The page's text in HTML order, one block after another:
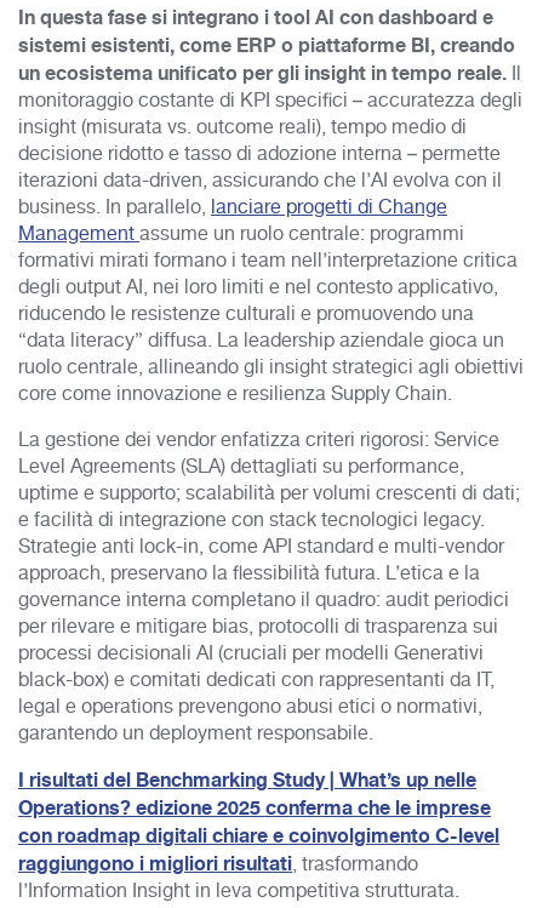
In questa fase si integrano i tool AI con dashboard e
sistemi esistenti, come ERP o piattaforme BI, creando
un ecosistema unificato per gli insight in tempo reale. Il
monitoraggio costante di KPI specifici – accuratezza degli
insight (misurata vs. outcome reali), tempo medio di
decisione ridotto e tasso di adozione interna – permette
iterazioni data-driven, assicurando che l’AI evolva con il
business. In parallelo, lanciare progetti di Change
Managementassume un ruolo centrale: programmi
formativi mirati formano i team nell’interpretazione critica
degli output AI, nei loro limiti e nel contesto applicativo,
riducendo le resistenze culturali e promuovendo una
“data literacy” diffusa. La leadership aziendale gioca un
ruolo centrale, allineando gli insight strategici agli obiettivi
core come innovazione e resilienza Supply Chain.
La gestione dei vendor enfatizza criteri rigorosi: Service
Level Agreements (SLA) dettagliati su performance,
uptime e supporto; scalabilità per volumi crescenti di dati;
e facilità di integrazione con stack tecnologici legacy.
Strategie anti lock-in, come API standard e multi-vendor
approach, preservano la flessibilità futura. L’etica e la
governance interna completano il quadro: audit periodici
per rilevare e mitigare bias, protocolli di trasparenza sui
processi decisionali AI (cruciali per modelli Generativi
black-box) e comitati dedicati con rappresentanti da IT,
legal e operations prevengono abusi etici o normativi,
garantendo un deployment responsabile.​
I risultati del Benchmarking Study | What’s up nelle
Operations? edizione 2025 conferma che le imprese
con roadmap digitali chiare e coinvolgimento C-level
raggiungono i migliori risultati, trasformando
l’Information Insight in leva competitiva strutturata.